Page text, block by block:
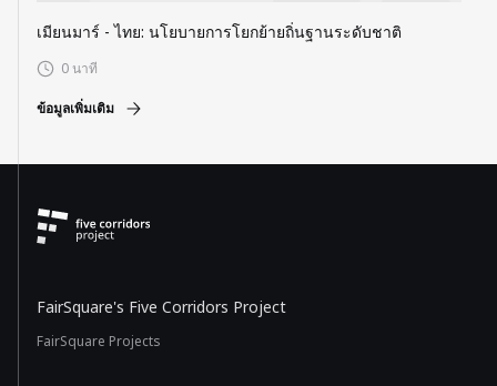
เมียนมาร์ - ไทย: นโยบายการโยกย้ายถิ่นฐานระดับชาติ
0 นาที
ข้อมูลเพิ่มเติม
FairSquare's Five Corridors Project
FairSquare Projects